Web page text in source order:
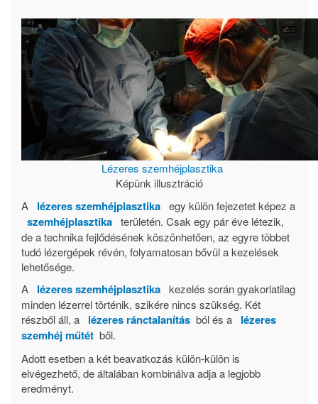
Lézeres szemhéjplasztika
Képünk illusztráció
A
lézeres szemhéjplasztika egy külön fejezetet képez a
szemhéjplasztika területén. Csak egy pár éve létezik,
de a technika fejlődésének köszönhetően, az egyre többet
tudó lézergépek révén, folyamatosan bővül a kezelések
lehetősége.
A
lézeres szemhéjplasztika kezelés során gyakorlatilag
minden lézerrel történik, szikére nincs szükség. Két
részből áll, a
lézeres ránctalanítás ból és a
lézeres
szemhéj műtét ből.
Adott esetben a két beavatkozás külön-külön is
elvégezhető, de általában kombinálva adja a legjobb
eredményt.